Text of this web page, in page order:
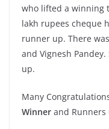
who lifted a winning
lakh rupees cheque
runner up. There
and Vignesh
up.
Many
Winner and Runners